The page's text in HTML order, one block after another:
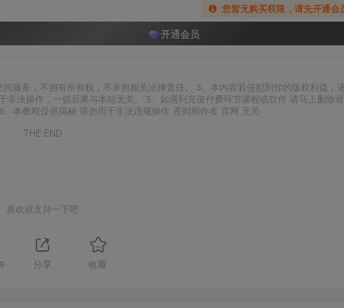
您暂无购买权限，请先开通会
开通会员
服务，不拥有所有权，不承担相关法律责任。 3、本内容若侵犯到你的版权利益，
法操作，一切后果与本站无关。 5、如遇到充值付费环节课程或软件 请马上删除
本教程仅供揭秘 请勿用于非法违规操作 否则和作者 官网 无关
THE END
喜欢就支持一下吧
分享 收藏